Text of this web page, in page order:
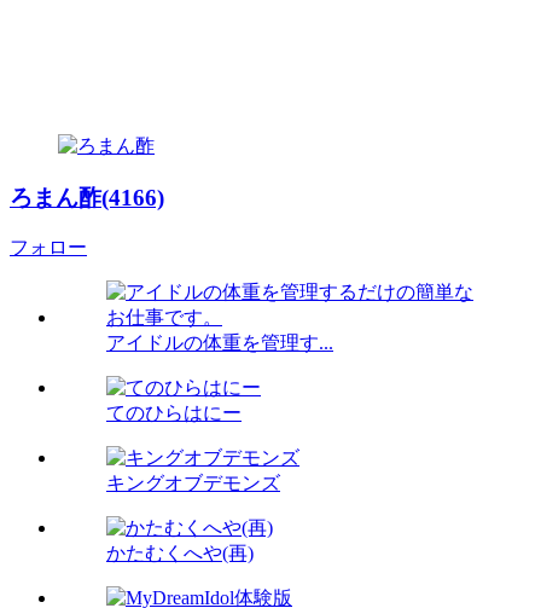
ろまん酢(4166)
フォロー
アイドルの体重を管理す...
てのひらはにー
キングオブデモンズ
かたむくへや(再)